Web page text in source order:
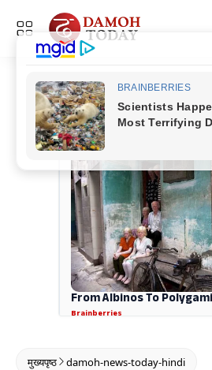
मुख्यपृष्ठ damoh-news-today-hindi